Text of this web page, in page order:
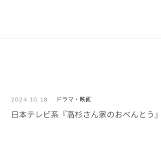
2024.10.18 ドラマ・映画
日本テレビ系『高杉さん家のおべんとう